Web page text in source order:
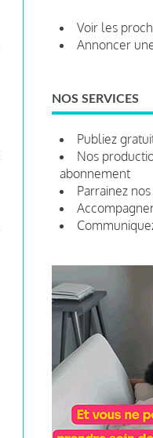
Voir les
Annoncer
NOS SERVICES
Publiez
Nos
abonnement
Parrainez